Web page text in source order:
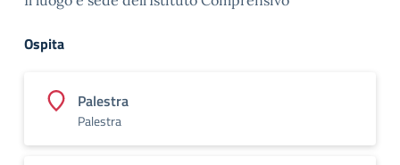
Ospita
Palestra
Palestra